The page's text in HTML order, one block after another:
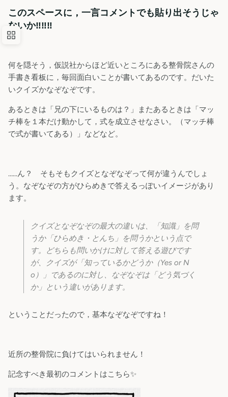
このスペースに，一言コメントでも貼り出そうじゃ
ないか‼️‼️‼️
何を隠そう，仮説社からほど近いところにある整骨院さんの
手書き看板に，毎回面白いことが書いてあるのです。だいた
いクイズかなぞなぞです。
あるときは「兄の下にいるものは？」またあるときは「マッ
チ棒を１本だけ動かして，式を成立させなさい。（マッチ棒
で式が書いてある）」などなど。
……ん？ そもそもクイズとなぞなぞって何が違うんでしょ
う。なぞなぞの方がひらめきで答えるっぽいイメージがあり
ます。
クイズとなぞなぞの最大の違いは、「知識」を問
うか「ひらめき・とんち」を問うかという点で
す。どちらも問いかけに対して答える遊びです
が、クイズが「知っているかどうか（Yes or N
o）」であるのに対し、なぞなぞは「どう気づく
か」という違いがあります。
ということだったので，基本なぞなぞですね！
近所の整骨院に負けてはいられません！
記念すべき最初のコメントはこちら✨